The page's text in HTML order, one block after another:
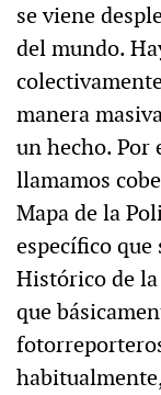
se viene
del mundo.
manera
un hecho. Por
llamamos
Mapa de la
específico
Histórico de
que